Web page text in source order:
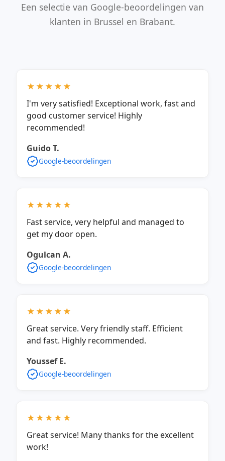
Een selectie van Google-beoordelingen van
klanten in Brussel en Brabant.
★★★★★
I'm very satisfied! Exceptional work, fast and
good customer service! Highly
recommended!
Guido T.
Google-beoordelingen
★★★★★
Fast service, very helpful and managed to
get my door open.
Ogulcan A.
Google-beoordelingen
★★★★★
Great service. Very friendly staff. Efficient
and fast. Highly recommended.
Youssef E.
Google-beoordelingen
★★★★★
Great service! Many thanks for the excellent
work!